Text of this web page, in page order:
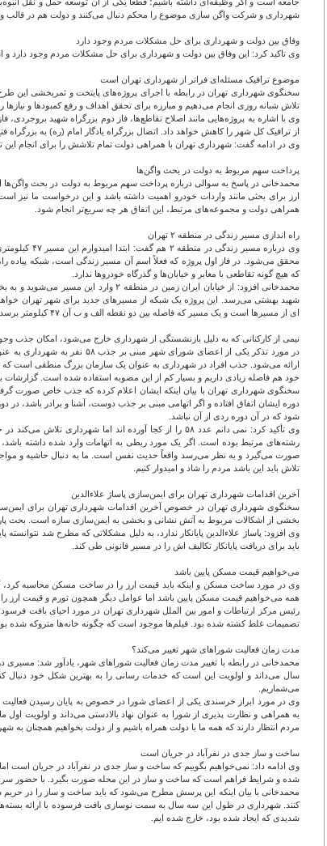
شهرداری و شرکت واگن سازی موضوع را محکم دنبال می‌کنند و دولت هم در قالب
وفاق بین دولت و شهرداری برای حل مشکلات مردم وجود دارد
وی تاکید کرد: این وفاق بین دولت و شهرداری برای حل مشکلات مردم وجود دارد و
موضوع ترافیک مسئله‌ای فراتر از شهرداری تهران است
سخنگوی شهرداری تهران در رابطه با اجرای پروژه‌های پایتخت و ثمربخشی این
تلاش شبانه روزی انجام می‌دهیم و مبارزه برای تحقق اهداف و رفع کمبودها و
وی با اشاره به پروژه‌هایی مانند اصلاح تقاطع‌ها، فاز دوم بزرگراه شهید
از ترافیک کل شهر را کاهش خواهد داد. اتصال بزرگراه یادگار امام (ره) به
وی در ادامه گفت: شهرداری تهران با همراهی دولت تمام تلاشش را برای انجام این
پرداخت سهم مربوط به دولت در بحث واگن‌ها
محمدخانی در پاسخ به سوالی درباره پرداخت سهم مربوط به دولت در بحث واگن‌ها
ارز برای بحثی مانند واردات خودرو اهمیت داشته باشد و این درخواست ما نیز
همراهی دولت و مجموعه‌های مرتبط، این اتفاق هر چه سریع‌تر انجام شود.
راه اندازی مسیر زندگی در منطقه ۲ تهران
وی درباره
که هیچ گونه تقاطعی با معابر و خیابان‌ها و گذرگاه خودروها ندارد.
محمدخانی افزود: از خیابان ایران
ای از مسیرها است و یک مسیر که فاصله بین دو نقطه الف و ب آن ۴۷ کیلومتر برسد نیست. در این مسیر پل‌های سبک از روی بزرگراه‌ها چند بوستان را به هم متصل می‌کنند و فضای مناسبی برای تفریح و گردش خواهد بود.
نیمی از کارکنانی که به دلیل بازنشستگی از شهرداری خارج می‌شود، امکان جذب
در مورد تذکر یکی از
ارائه می‌شود. جذب افراد در شهرداری به عنوان یک سازمان بزرگ منطقی است که
خود هم فاصله زیادی داریم و بسیار کم از این مصوبه استفاده شده است.
سخنگوی شهرداری تهران با بیان اینکه ایشان اعلام کرده که جذب خاص صورت
دوره ایشان اتفاق افتاده و اگر اتهامی مبنی بر جذب دوست، آشنا و برادر
شود که در آن دوره ردی از آن نباشد.
وی تأکید کرد: نمی دانم عدد ۵۸ را از کجا آورده اند
رشته‌های مرتبط بوده است. اگر یک مورد ربطی به اتهامات وارد شده داشته
تلاش باید این باشد مردم را شاد و امیدوار کنیم.
آخرین اقدامات شهرداری تهران برای ایمن‌سازی پاساژ علاءالدین
سخنگوی شهرداری تهران در خصوص آخرین اقدامات شهرداری تهران برای
بخشی از اشکالات مربوط به آتش نشانی و بخشی به ایمن‌سازی سازه است. بحث
وی افزود: پاساژ علاءالدین پایانکار ندارد، به دلیل مشکلاتی که مطرح شد
باید برای دریافت پایانکار تکالیف اش را در مسیر قانونی طی کند.
می‌خواهیم قیمت مسکن پایین باشد
وی در مورد ساخت مسکن و اینکه باید قیمت ارز را در ساخت مسکن محاسبه
همه می‌خواهیم قیمت مسکن پایین باشد اما عوامل دیگر همچون تورم و قیمت ارز
رئیس مرکز ارتباطات و امور بین الملل شهرداری تهران در مورد احیای بافت
تصمیمات غلط کشته شده بود. فیلم‌ها موجود است که چگونه خانه‌ها متروکه شده
مدت زمان فعالیت شوراهای شهر تغییر می‌کند؟
محمدخانی در رابطه با تغییر مدت زمان فعالیت شوراهای شهر، یادآور شد:
سال می‌داند و اولویت این است که خدمات رسانی را به بهترین شکل خود دنبال
می‌شماریم.
وی در مورد ابراز خرسندی یکی از اعضای شورا در خصوص به پایان رسیدن
به همراهی و نظارت پذیری از شورا به عنوان نهاد بالادستی می‌داند و
مردم انتظار دارند که همه ما با دولت همراه باشیم و از دولت بخواهیم همچنان
ساخت و ساز جدی در نفرآباد در جریان است
وی ادامه داد: نمی‌خواهیم بگوییم که ساخت و ساز جدی در نفرآباد در جریان است
شده و شرایط فراهم است که ساخت و ساز در این محله صورت بگیرد. با حضور
محمدخانی با بیان اینکه این پرسش مطرح می‌شود که باید ساخت و ساز را در
شدیدی که ایجاد شده بود، خارج شده ایم.